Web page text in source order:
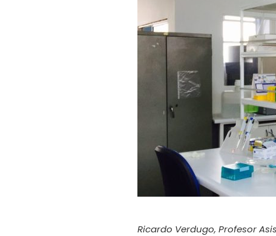
Ricardo Verdugo, Profesor